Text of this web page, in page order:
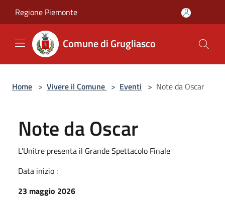
Regione Piemonte
Comune di Grugliasco
Home > Vivere il Comune > Eventi > Note da Oscar
Note da Oscar
L'Unitre presenta il Grande Spettacolo Finale
Data inizio :
23 maggio 2026